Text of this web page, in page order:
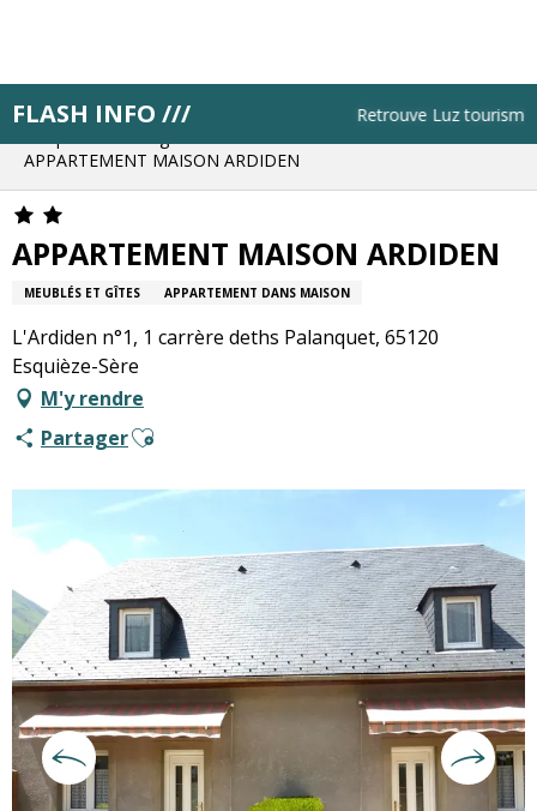
principal
FLASH INFO /// Retrouve Luz tourisme
Accueil
Résa pas à pas
APPARTEMENT MAISON ARDIDEN
APPARTEMENT MAISON ARDIDEN
MEUBLÉS ET GÎTES APPARTEMENT DANS MAISON
L'Ardiden n°1, 1 carrère deths Palanquet, 65120
Esquièze-Sère
M'y rendre
PartagerAjouter aux favoris